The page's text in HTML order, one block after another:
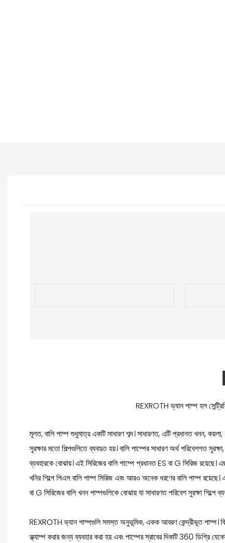
REXROTH ভ্যান পাম্প হল
মূলত, বালি পাম্প শুধুমাত্র একটি সাধারণ শব্দ। সাধারণত, এটি প্রধানত খনন,
সুরক্ষার মতো শিল্পগুলিতে ব্যবহৃত হয়। বালি পাম্পের সাধারণ অর্থ পরিবেশগত
ব্যবহারকে বোঝায়। এই সিরিজের বালি পাম্পে প্রধানত ES বা G সিরিজ রয়েছে।
খনির শিল্পে পিএস বালি পাম্প সিরিজ এবং আরও অনেক ধরণের বালি পাম্প রয়েছে।
বা G সিরিজের বালি খনন পাম্পগুলিকে বোঝায় যা সাধারণত পরিবেশ সুরক্ষা শিল্পে
REXROTH ভ্যান পাম্পগুলি সমস্ত অনুভূমিক, একক আবরণ কেন্দ্রীভূত পাম্প।
ক্ল্যাম্প করার জন্য ব্যবহার করা হয় এবং পাম্পের স্রাবের দিকটি 360 ডিগ্রি